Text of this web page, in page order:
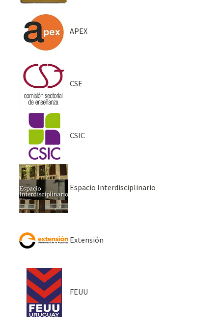
APEX
CSE
CSIC
Espacio Interdisciplinario
Extensión
FEUU